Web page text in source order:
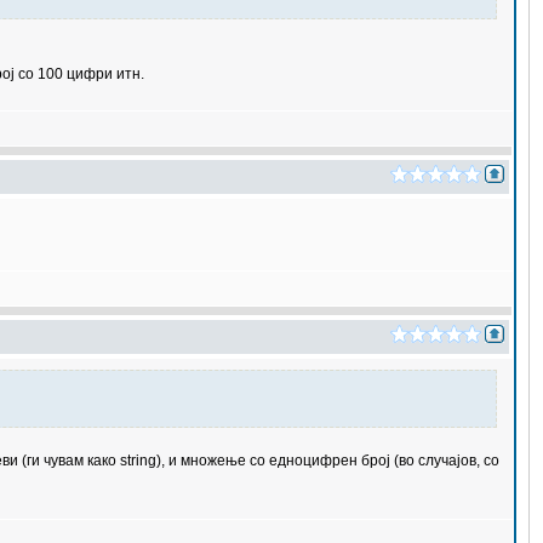
со 100 цифри итн.
чувам како string), и множење со едноцифрен број (во случајов, со